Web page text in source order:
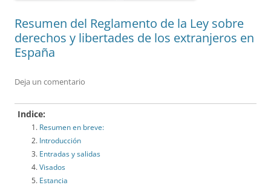
Resumen del Reglamento de la Ley sobre
derechos y libertades de los extranjeros en
España
Deja un comentario
Indice:
Resumen en breve:
Introducción
Entradas y salidas
Visados
Estancia